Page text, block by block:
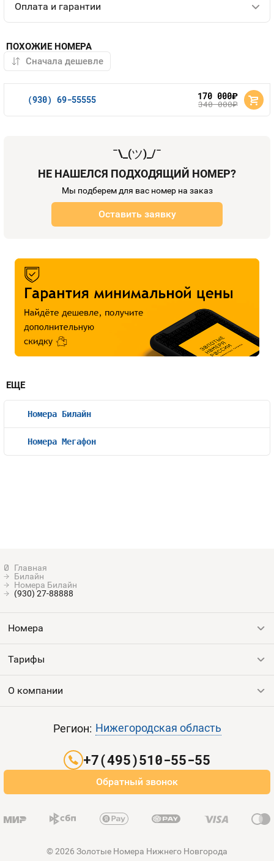
Билайн
Номера Билайн
(930) 27-88888
Оплата и гарантии
ПОХОЖИЕ НОМЕРА
(930) 69-55555 170 000руб.
340 000руб.
¯\_(ツ)_/¯
НЕ НАШЕЛСЯ ПОДХОДЯЩИЙ НОМЕР?
Мы подберем для вас номер на заказ
Оставить заявку
ЕЩЕ
Номера Билайн
Номера Мегафон
Номера
Все номера
Тарифы
Выгодные тарифы
О компании
Оплата и доставка
Регион: Нижегородская область
+7(495)510-55-55
Обратный звонок
© 2026 Золотые Номера Нижнего Новгорода